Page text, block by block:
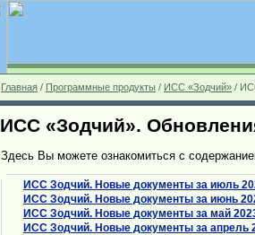
Главная / Программные продукты / ИСС «Зодчий» /
ИСС «Зодчий».
Здесь Вы можете ознакомиться с
ИСС Зодчий. Новые документы за июль
ИСС Зодчий. Новые документы за июнь
ИСС Зодчий. Новые документы за май
ИСС Зодчий. Новые документы за апрель